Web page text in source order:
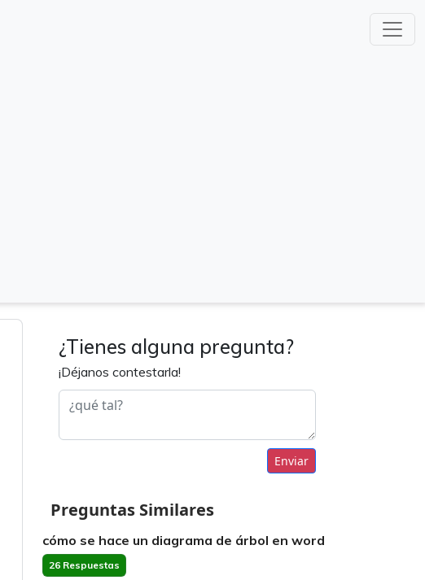
¿Tienes alguna pregunta?
¡Déjanos contestarla!
Enviar
Preguntas Similares
cómo se hace un diagrama de árbol en word
26 Respuestas